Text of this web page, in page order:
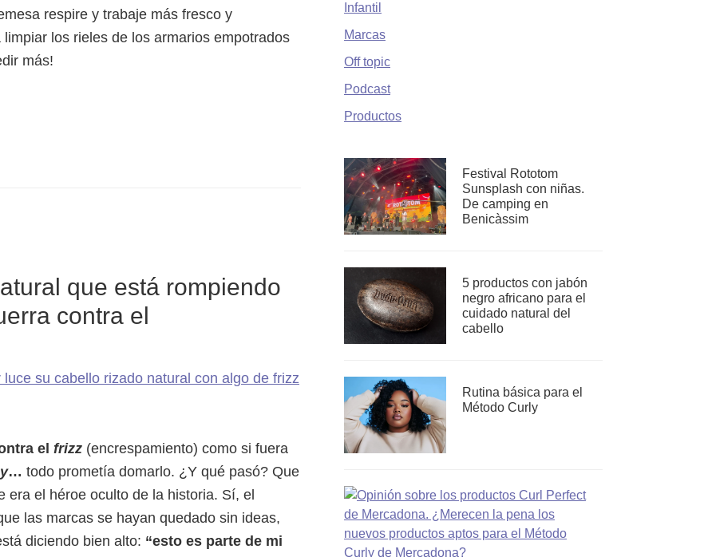
respire y trabaje más fresco y
los rieles de los armarios empotrados
más!
que está rompiendo
contra el
el frizz (encrespamiento) como si fuera
… todo prometía domarlo. ¿Y qué pasó? Que
era el héroe oculto de la historia. Sí, el
las marcas se hayan quedado sin ideas,
diciendo bien alto: “esto es parte de mi
Infantil
Marcas
Off topic
Podcast
Productos
Festival Rototom
Sunsplash con niñas.
De camping en
Benicàssim
5 productos con jabón
negro africano para el
cuidado natural del
cabello
Rutina básica para el
Método Curly